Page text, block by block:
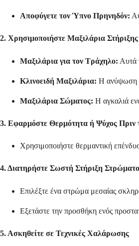
Αποφύγετε τον Ύπνο Πρηνηδόν:
2. Χρησιμοποιήστε Μαξιλάρια Στήριξης
Μαξιλάρια για τον Τράχηλο: Αυτά
Κλινοειδή Μαξιλάρια: Η ανύψωση
Μαξιλάρια Σώματος: Η αγκαλιά
3. Εφαρμόστε Θερμότητα ή Ψύχος Πριν
Χρησιμοποιήστε θερμαντική
4. Διατηρήστε Σωστή Στήριξη
Επιλέξτε ένα στρώμα μεσαίας
Εξετάστε την προσθήκη ενός
5. Ασκηθείτε σε Τεχνικές Χαλάρωσης